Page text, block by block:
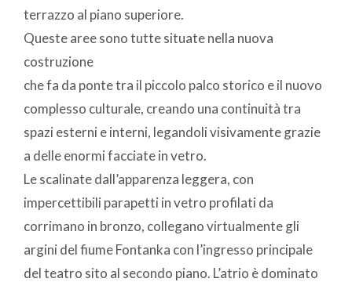
terrazzo al piano superiore.
Queste aree sono tutte situate nella nuova
costruzione
che fa da ponte tra il piccolo palco storico e il nuovo
complesso culturale, creando una continuità tra
spazi esterni e interni, legandoli visivamente grazie
a delle enormi facciate in vetro.
Le scalinate dall’apparenza leggera, con
impercettibili parapetti in vetro profilati da
corrimano in bronzo, collegano virtualmente gli
argini del fiume Fontanka con l’ingresso principale
del teatro sito al secondo piano. L’atrio è dominato